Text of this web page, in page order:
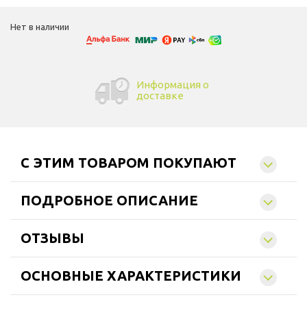
Нет в наличии
Информация о
доставке
C ЭТИМ ТОВАРОМ ПОКУПАЮТ
ПОДРОБНОЕ ОПИСАНИЕ
ОТЗЫВЫ
ОСНОВНЫЕ ХАРАКТЕРИСТИКИ